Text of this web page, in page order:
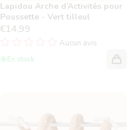
Lapidou Arche d’Activités pour
Poussette - Vert tilleul
€14,99
Aucun avis
En stock